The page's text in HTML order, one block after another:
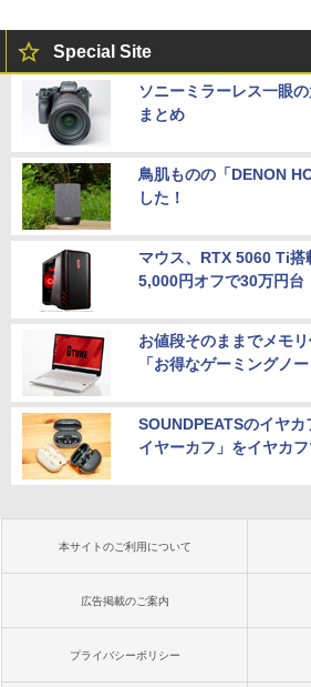
Special Site
ソニーミラーレス一眼
まとめ
鳥肌ものの「DENON
した！
マウス、RTX 5060 Ti搭
5,000円オフで30万円台
お値段そのままでメモ
「お得なゲーミングノー
SOUNDPEATSのイヤ
イヤーカフ」をイヤカ
本サイトのご利用について
広告掲載のご案内
プライバシーポリシー